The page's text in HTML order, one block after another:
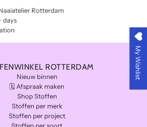
i
.
.
Rotterdam
days
ROTTERDAM
Nieuw binnen
🗓️ Afspraak maken
Shop Stoffen
Stoffen per merk
Stoffen per project
Stoffen per soort
My Wishlist